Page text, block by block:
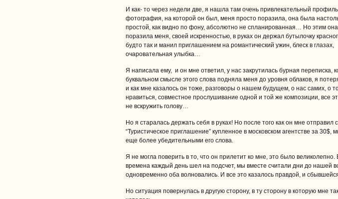
И как- то через недели две, я нашла там очень привлекательный
фотография, на которой он был, меня просто поразила, она была
простой, как видно по фону, абсолютно не спланированная… Но этим
поразила меня, своей искренностью, в руках он держал бутылочку
будто так и манил приглашением на романтический ужин, блеск в глазах,
очаровательная улыбка…
Я написала ему, и он мне ответил, у нас закрутилась бурная переписка,
буквальном смысле этого слова подняла меня до уровня облаков, я
и как мне казалось он тоже, разговоры о нашем будущем, о нас самих, о
нравиться, совместное прослушивание одной и той же композиции, все
не вскружить голову…
Но я старалась держать себя в руках! Но после того как он мне отправил
“Туристическое приглашение” купленное в московском агентстве за 30$,
еще более убедительными его слова.
Я не могла поверить в то, что он прилетит ко мне, это было великолепно.
времена каждый день шел на подсчет, мы вместе считали дни до нашей
одновременно оба волновались. И все это казалось правдой, и
Но ситуация повернулась в другую сторону, в ту сторону в которую мне